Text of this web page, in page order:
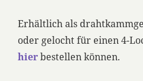
Erhältlich als
oder gelocht für einen 4-
hierbestellen können.